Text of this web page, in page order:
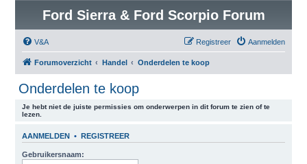
Ford Sierra & Ford Scorpio Forum
V&A Aanmelden
Registreer
Forumoverzicht Handel Onderdelen te koop
Onderdelen te koop
Je hebt niet de juiste permissies om onderwerpen in dit forum te zien of te
lezen.
AANMELDEN • REGISTREER
Gebruikersnaam: